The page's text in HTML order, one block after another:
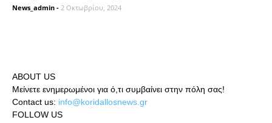
News_admin - 2 Οκτωβρίου, 2024
ABOUT US
Μείνετε ενημερωμένοι για ό,τι συμβαίνει στην πόλη σας!
Contact us: info@koridallosnews.gr
FOLLOW US